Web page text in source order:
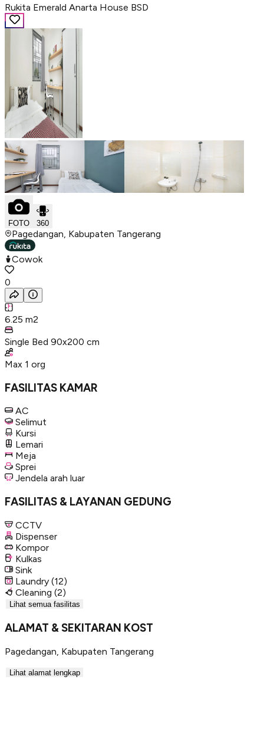
Rukita Emerald Anarta House BSD
FOTO 360
Pagedangan, Kabupaten Tangerang
Cowok
0
6.25 m2
Single Bed 90x200 cm
Max 1 org
FASILITAS KAMAR
AC
Selimut
Kursi
Lemari
Meja
Sprei
Jendela arah luar
FASILITAS & LAYANAN GEDUNG
CCTV
Dispenser
Kompor
Kulkas
Sink
Laundry (12)
Cleaning (2)
Lihat semua fasilitas
ALAMAT & SEKITARAN KOST
Pagedangan Kabupaten Tangerang
Lihat alamat lengkap